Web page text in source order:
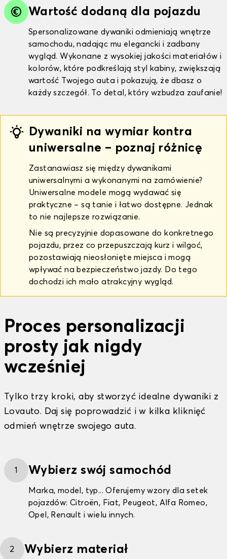
Wartość dodaną dla pojazdu
Spersonalizowane dywaniki odmieniają wnętrze
samochodu, nadając mu elegancki i zadbany
wygląd. Wykonane z wysokiej jakości materiałów i
kolorów, które podkreślają styl kabiny, zwiększają
wartość Twojego auta i pokazują, że dbasz o
każdy szczegół. To detal, który wzbudza zaufanie!
Dywaniki na wymiar kontra
uniwersalne – poznaj różnicę
Zastanawiasz się między dywanikami
uniwersalnymi a wykonanymi na zamówienie?
Uniwersalne modele mogą wydawać się
praktyczne – są tanie i łatwo dostępne. Jednak
to nie najlepsze rozwiązanie.
Nie są precyzyjnie dopasowane do konkretnego
pojazdu, przez co przepuszczają kurz i wilgoć,
pozostawiają nieosłonięte miejsca i mogą
wpływać na bezpieczeństwo jazdy. Do tego
dochodzi ich mało atrakcyjny wygląd.
Proces personalizacji
prosty jak nigdy
wcześniej
Tylko trzy kroki, aby stworzyć idealne dywaniki z
Lovauto. Daj się poprowadzić i w kilka kliknięć
odmień wnętrze swojego auta.
1 Wybierz swój samochód
Marka, model, typ... Oferujemy wzory dla setek
pojazdów: Citroën, Fiat, Peugeot, Alfa Romeo,
Opel, Renault i wielu innych.
2 Wybierz materiał